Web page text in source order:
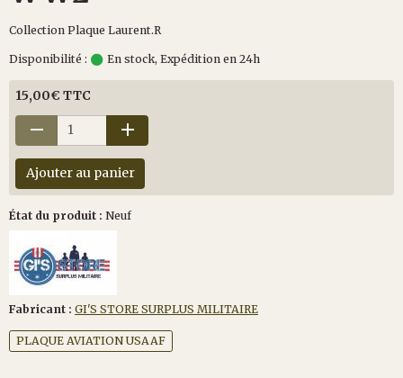
Collection Plaque Laurent.R
Disponibilité : En stock, Expédition en 24h
15,00€ TTC
Ajouter au panier
État du produit : Neuf
Fabricant : GI'S STORE SURPLUS MILITAIRE
PLAQUE AVIATION USAAF